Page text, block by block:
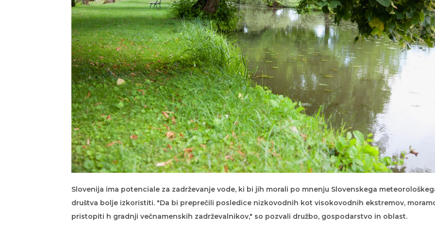
Slovenija ima potenciale za zadrževanje vode, ki bi jih morali po mnenju Slovenskega
društva bolje izkoristiti. "Da bi preprečili posledice nizkovodnih kot visokovodnih ekstremov,
pristopiti h gradnji večnamenskih zadrževalnikov," so pozvali družbo, gospodarstvo in oblast.